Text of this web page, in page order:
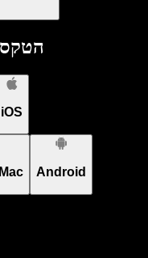
iOS
אפליקציית Mac Android